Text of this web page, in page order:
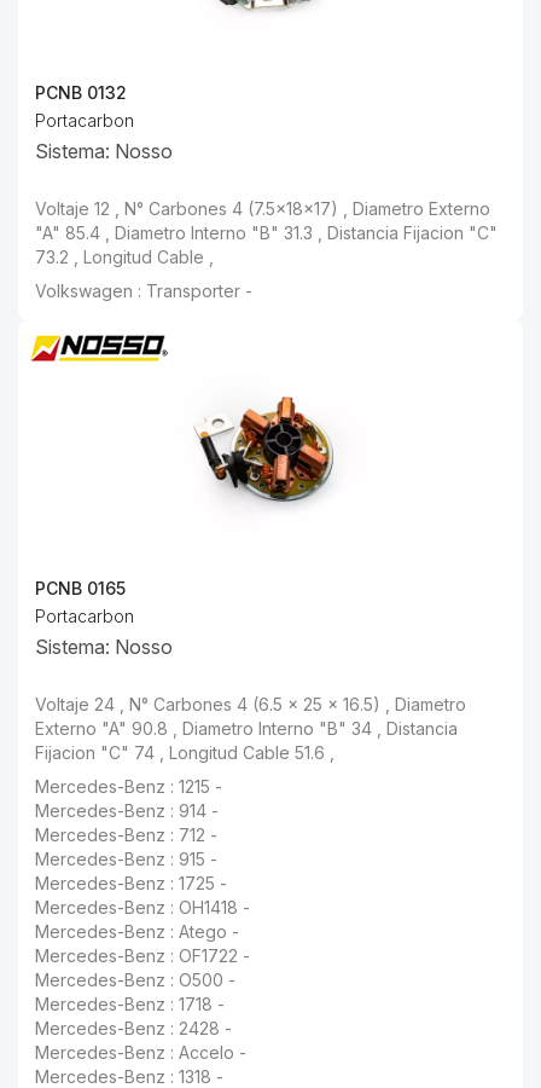
PCNB 0132
Portacarbon
Sistema: Nosso
Voltaje 12 , N° Carbones 4 (7.5x18x17) , Diametro Externo "A" 85.4 , Diametro Interno "B" 31.3 , Distancia Fijacion "C" 73.2 , Longitud Cable ,
PCNB 0165
Portacarbon
Sistema: Nosso
Voltaje 24 , N° Carbones 4 (6.5 x 25 x 16.5) , Diametro Externo "A" 90.8 , Diametro Interno "B" 34 , Distancia Fijacion "C" 74 , Longitud Cable 51.6 ,
Mercedes-Benz : 914 -
Mercedes-Benz : 712 -
Mercedes-Benz : 915 -
Mercedes-Benz : 1725 -
Mercedes-Benz : OH1418 -
Mercedes-Benz : Atego -
Mercedes-Benz : OF1722 -
Mercedes-Benz : O500 -
Mercedes-Benz : 1718 -
Mercedes-Benz : 2428 -
Mercedes-Benz : Accelo -
Mercedes-Benz : 1318 -